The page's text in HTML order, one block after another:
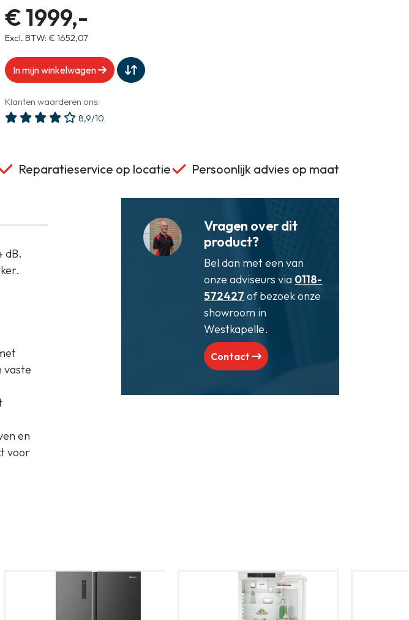
€ 1999,-
Excl. BTW: € 1652,07
In mijn winkelwagen
Klanten waarderen ons:
8,9/10
Reparatieservice op locatie Persoonlijk advies op maat
dB.
vaste
en
voor
Vragen over dit
product?
Bel dan met een van
onze adviseurs via 0118-
572427 of bezoek onze
showroom in
Westkapelle.
Contact